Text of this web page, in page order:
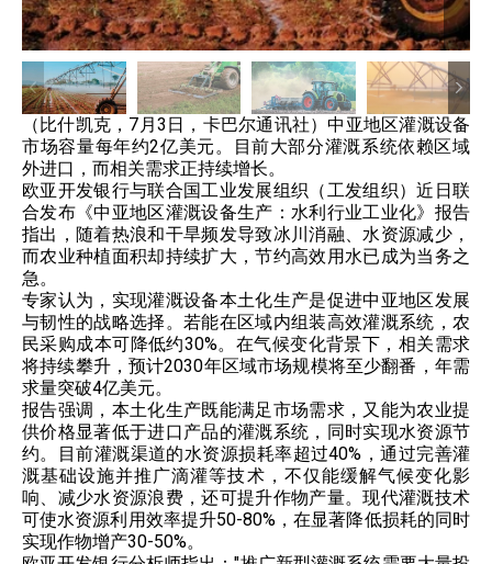
（比什凯克，7月3日，卡巴尔通讯社）中亚地区灌溉设备
市场容量每年约2亿美元。目前大部分灌溉系统依赖区域
外进口，而相关需求正持续增长。
欧亚开发银行与联合国工业发展组织（工发组织）近日联
合发布《中亚地区灌溉设备生产：水利行业工业化》报告
指出，随着热浪和干旱频发导致冰川消融、水资源减少，
而农业种植面积却持续扩大，节约高效用水已成为当务之
急。
专家认为，实现灌溉设备本土化生产是促进中亚地区发展
与韧性的战略选择。若能在区域内组装高效灌溉系统，农
民采购成本可降低约30%。在气候变化背景下，相关需求
将持续攀升，预计2030年区域市场规模将至少翻番，年需
求量突破4亿美元。
报告强调，本土化生产既能满足市场需求，又能为农业提
供价格显著低于进口产品的灌溉系统，同时实现水资源节
约。目前灌溉渠道的水资源损耗率超过40%，通过完善灌
溉基础设施并推广滴灌等技术，不仅能缓解气候变化影
响、减少水资源浪费，还可提升作物产量。现代灌溉技术
可使水资源利用效率提升50-80%，在显著降低损耗的同时
实现作物增产30-50%。